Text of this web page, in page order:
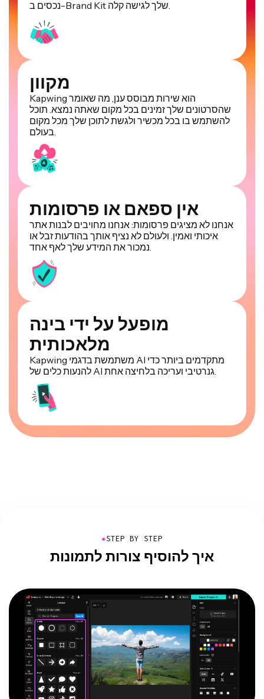
מקוון
Kapwing הוא שירות מבוסס ענן, מה שאומר
שהסרטונים שלך זמינים בכל מקום שאתה נמצא. תוכל
להשתמש בו בכל מכשיר ולגשת לתוכן שלך מכל מקום
אין ספאם או פרסומות
אנחנו לא מציגים פרסומות: אנחנו מחויבים לבנות אתר
איכותי ואמין. ולעולם לא נציף אותך בהודעות זבל או
מופעל על ידי בינה
מלאכותית
Kapwing משתמשת בדגמי AI מתקדמים ביותר כדי
●STEP BY STEP
איך להוסיף צורות לתמונות